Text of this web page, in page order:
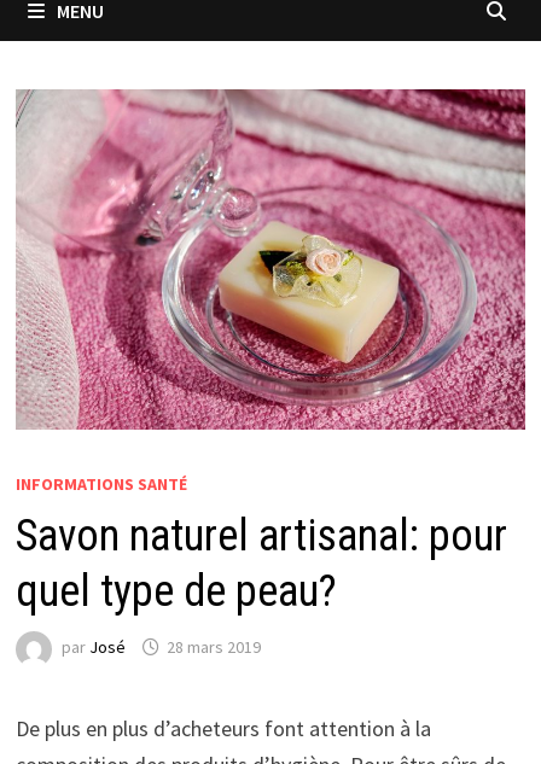
MENU
INFORMATIONS SANTÉ
Savon naturel artisanal: pour
quel type de peau?
par José 28 mars 2019
De plus en plus d’acheteurs font attention à la